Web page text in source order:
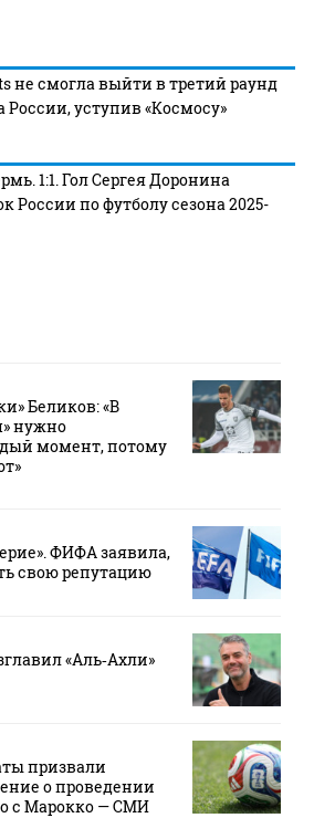
не смогла выйти в третий раунд
России, уступив «Космосу»
1:1. Гол Сергея Доронина
России по футболу сезона 2025-
Беликов: «В
нужно
момент, потому
ФИФА заявила,
свою репутацию
«Аль‑Ахли»
призвали
о проведении
с Марокко — СМИ